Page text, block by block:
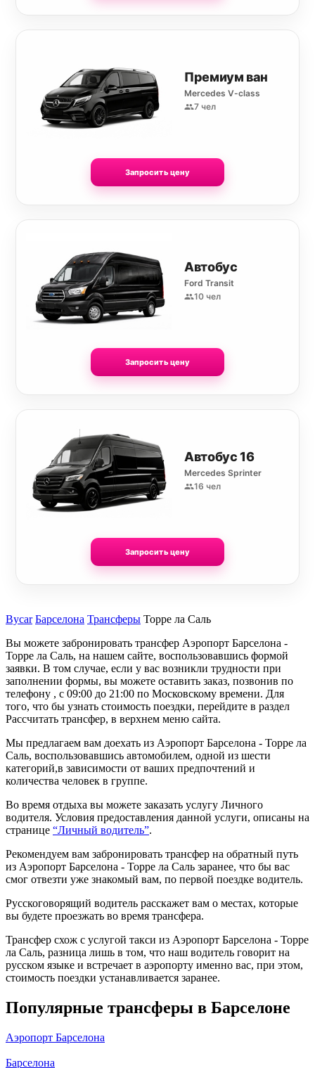
Премиум ван
Mercedes V-class
7 чел
Запросить цену
Автобус
Ford Transit
10 чел
Запросить цену
Автобус 16
Mercedes Sprinter
16 чел
Запросить цену
Bycar Барселона Трансферы Торре ла Саль
Вы можете забронировать трансфер Аэропорт Барселона -
Торре ла Саль, на нашем сайте, воспользовавшись формой
заявки. В том случае, если у вас возникли трудности при
заполнении формы, вы можете оставить заказ, позвонив по
телефону , с 09:00 до 21:00 по Московскому времени. Для
того, что бы узнать стоимость поездки, перейдите в раздел
Рассчитать трансфер, в верхнем меню сайта.
Мы предлагаем вам доехать из Аэропорт Барселона - Торре ла
Саль, воспользовавшись автомобилем, одной из шести
категорий,в зависимости от ваших предпочтений и
количества человек в группе.
Во время отдыха вы можете заказать услугу Личного
водителя. Условия предоставления данной услуги, описаны на
странице “Личный водитель”.
Рекомендуем вам забронировать трансфер на обратный путь
из Аэропорт Барселона - Торре ла Саль заранее, что бы вас
смог отвезти уже знакомый вам, по первой поездке водитель.
Русскоговорящий водитель расскажет вам о местах, которые
вы будете проезжать во время трансфера.
Трансфер схож с услугой такси из Аэропорт Барселона - Торре
ла Саль, разница лишь в том, что наш водитель говорит на
русском языке и встречает в аэропорту именно вас, при этом,
стоимость поездки устанавливается заранее.
Популярные трансферы в Барселоне
Аэропорт Барселона
Барселона